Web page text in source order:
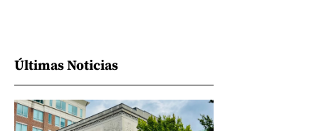
Últimas Noticias